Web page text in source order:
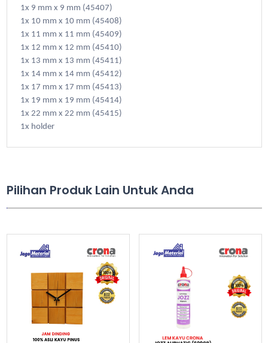
1x 9 mm x 9 mm (45407)
1x 10 mm x 10 mm (45408)
1x 11 mm x 11 mm (45409)
1x 12 mm x 12 mm (45410)
1x 13 mm x 13 mm (45411)
1x 14 mm x 14 mm (45412)
1x 17 mm x 17 mm (45413)
1x 19 mm x 19 mm (45414)
1x 22 mm x 22 mm (45415)
1x holder
Pilihan Produk Lain Untuk Anda